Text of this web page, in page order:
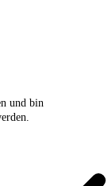
und bin